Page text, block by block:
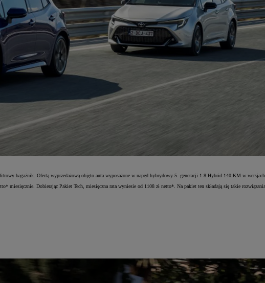
bagażnik. Ofertą wyprzedażową objęto auta wyposażone w napęd hybrydowy 5. generacji 1.8 Hybrid 140 KM w
Dobierając Pakiet Tech, miesięczna rata wyniesie od 1108 zł netto*. Na pakiet ten składają się takie